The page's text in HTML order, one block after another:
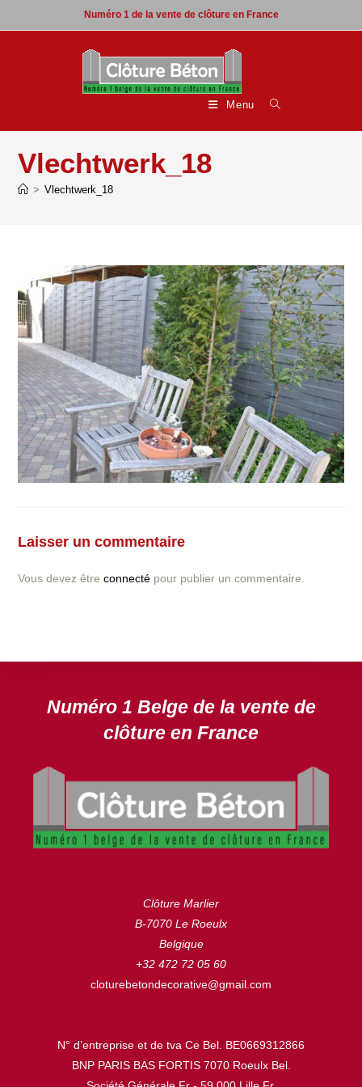
to
Numéro 1 de la vente de clôture en France
Menu
Vlechtwerk_18
> Vlechtwerk_18
Laisser un commentaire
Vous devez êtreconnecté pour publier un commentaire.
N’hésitez pas à nous contacter ! nous vous proposerons
projet.
Numéro 1 Belge de la vente de
clôture en France
Clôture Marlier
B-7070 Le Roeulx
Belgique
+32 472 72 05 60
cloturebetondecorative@gmail.com
N° d’entreprise et de tva Ce Bel. BE0669312866
BNP PARIS BAS FORTIS 7070 Roeulx Bel.